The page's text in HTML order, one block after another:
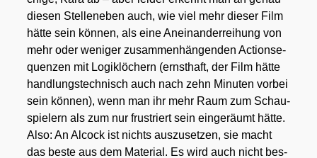
die­sen Stel­len­eben auch, wie viel mehr die­ser Film
hät­te sein kön­nen, als eine Anein­an­der­rei­hung von
mehr oder weni­ger zusam­men­hän­gen­den Action­se­
quen­zen mit Logik­lö­chern (ernst­haft, der Film hät­te
hand­lungs­tech­nisch auch nach zehn Minu­ten vor­bei
sein kön­nen), wenn man ihr mehr Raum zum Schau­
spie­lern als zum nur frus­triert sein ein­ge­räumt hät­te.
Also: An Alcock ist nichts aus­zu­set­zen, sie macht
das bes­te aus dem Mate­ri­al. Es wird auch nicht bes­